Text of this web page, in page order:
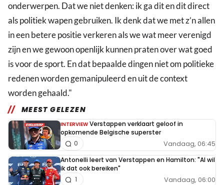
onderwerpen. Dat we niet denken: ik ga dit en dit direct
als politiek wapen gebruiken. Ik denk dat we met z’n allen
in een betere positie verkeren als we wat meer verenigd
zijn en we gewoon openlijk kunnen praten over wat goed
is voor de sport. En dat bepaalde dingen niet om politieke
redenen worden gemanipuleerd en uit de context
worden gehaald."
MEEST GELEZEN
INTERVIEW Verstappen verklaart geloof in
opkomende Belgische superster
Vandaag, 06:45
0
Antonelli leert van Verstappen en Hamilton: "Al wil
ik dat ook bereiken"
Vandaag, 06:00
1